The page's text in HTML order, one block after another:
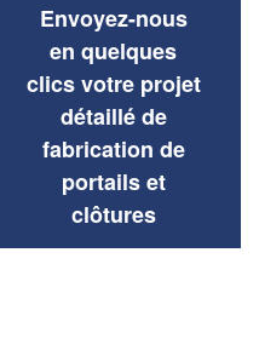
Envoyez-nous
en quelques
clics votre projet
détaillé de
fabrication de
portails et
clôtures